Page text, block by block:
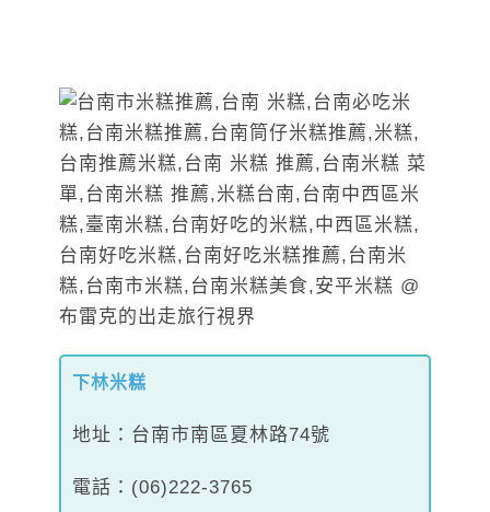
下林米糕
地址：台南市南區夏林路74號
電話：(06)222-3765